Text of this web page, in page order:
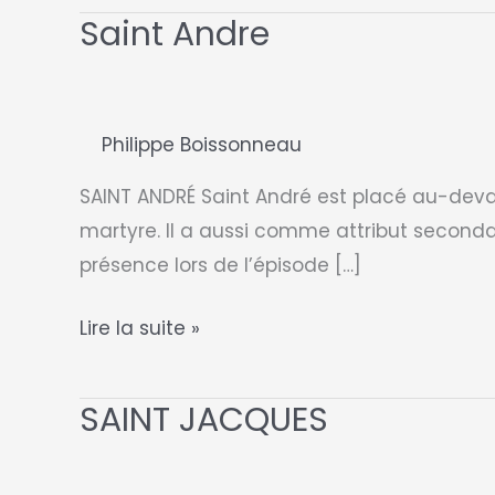
Saint Andre
Philippe Boissonneau
SAINT ANDRÉ Saint André est placé au-
martyre. Il a aussi comme attribut
présence lors de l’épisode […]
Saint
Lire la suite »
SAINT JACQUES